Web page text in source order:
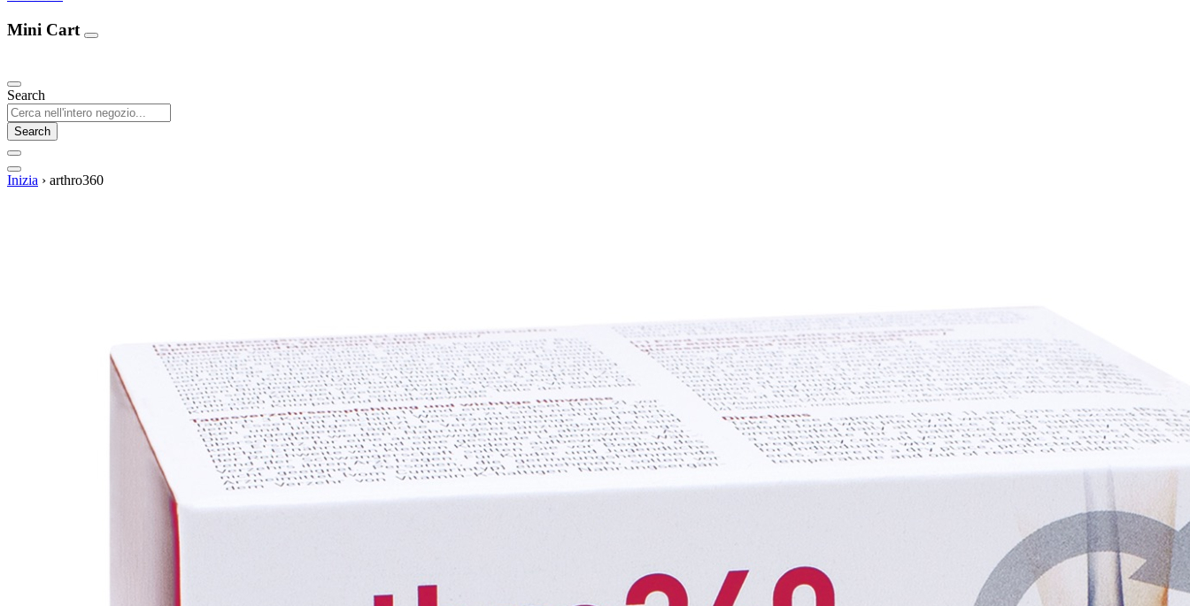
Mini Cart
Search
Search
Inizia › arthro360